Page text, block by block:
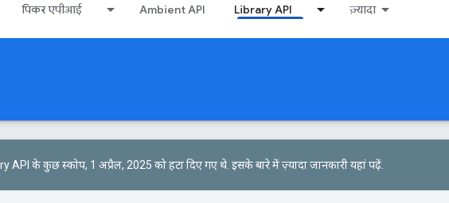
पिकर एपीआई Ambient API Library API ज़्यादा
API के कुछ स्कोप, 1 अप्रैल, 2025 को हटा दिए गए थे. इसके बारे में ज़्यादा जानकारी यहां पढ़ें